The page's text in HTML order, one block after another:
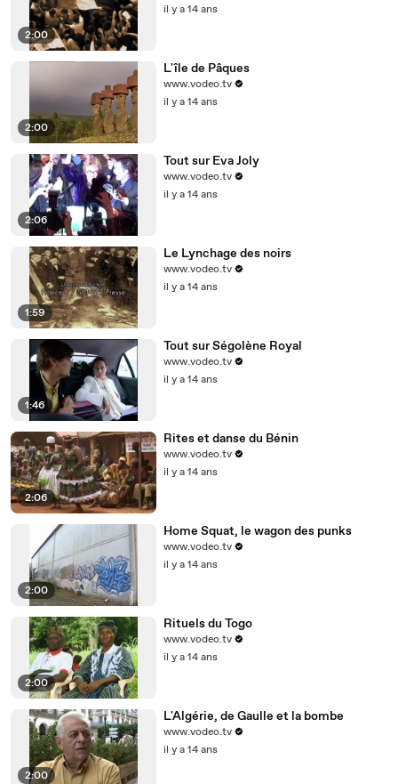
2:00
il y a 14 ans
2:00
L'île de Pâques
www.vodeo.tv
il y a 14 ans
2:06
Tout sur Eva Joly
www.vodeo.tv
il y a 14 ans
1:59
Le Lynchage des noirs
www.vodeo.tv
il y a 14 ans
1:46
Tout sur Ségolène Royal
www.vodeo.tv
il y a 14 ans
2:06
Rites et danse du Bénin
www.vodeo.tv
il y a 14 ans
2:00
Home Squat, le wagon des punks
www.vodeo.tv
il y a 14 ans
2:00
Rituels du Togo
www.vodeo.tv
il y a 14 ans
2:00
L'Algérie, de Gaulle et la bombe
www.vodeo.tv
il y a 14 ans